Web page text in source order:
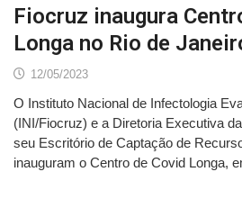
Fiocruz inaugura
Longa no Rio de
12/05/2023
O Instituto Nacional de Infectologia
(INI/Fiocruz) e a Diretoria Executiva
seu Escritório de Captação de
inauguram o Centro de Covid Longa,